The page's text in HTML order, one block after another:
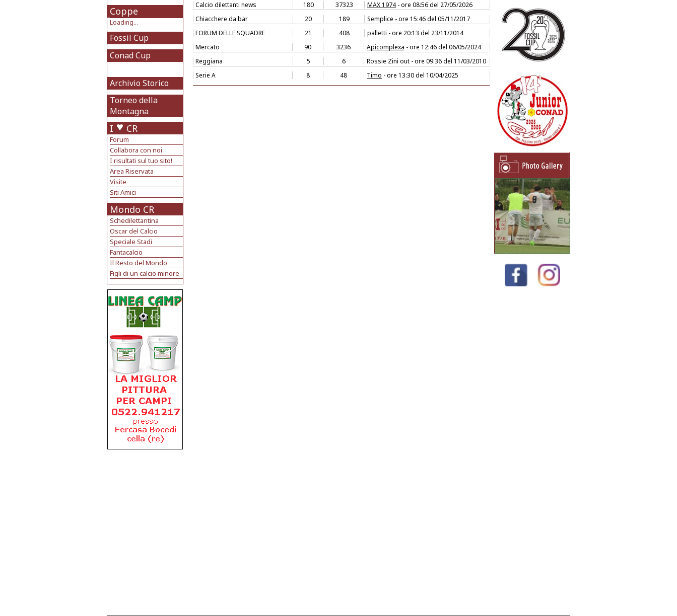
Coppe
Loading...
Fossil Cup
Conad Cup
Archivio Storico
Torneo della
Montagna
I CR
Forum
Collabora con noi
I risultati sul tuo sito!
Area Riservata
Visite
Siti Amici
Mondo CR
Schedilettantina
Oscar del Calcio
Speciale Stadi
Fantacalcio
Il Resto del Mondo
Figli di un calcio minore
Calcio dilettanti news
180 37323 MAX 1974 - ore 08:56 del 27/05/2026
Chiacchere da bar
20 189
Semplice - ore 15:46 del 05/11/2017
FORUM DELLE SQUADRE
21 408
palletti - ore 20:13 del 23/11/2014
Mercato
90 3236 Apicomplexa - ore 12:46 del 06/05/2024
Reggiana
5 6
Rossie Zini out - ore 09:36 del 11/03/2010
Serie A
8 48 Timo - ore 13:30 del 10/04/2025